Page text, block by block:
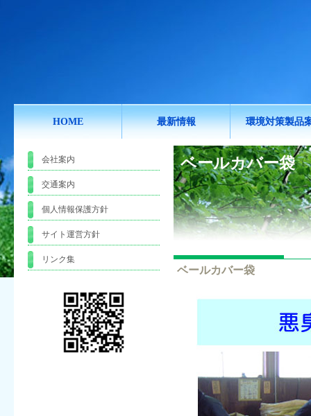
HOME 最新情報 環境対策製品
会社案内
交通案内
個人情報保護方針
サイト運営方針
リンク集
ベールカバー袋
ベールカバー袋